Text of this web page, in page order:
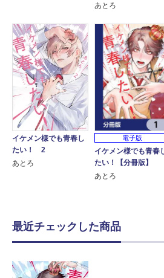
あとろ
イケメン様でも青春し
たい！ 2
あとろ
電子版
イケメン様でも青春
たい！【分冊版】
あとろ
最近チェックした商品